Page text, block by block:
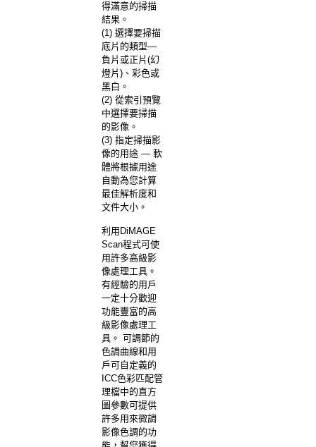
得滿意的掃描
結果。
(1) 選擇要掃描
底片的類型—
負片或正片(幻
燈片)、彩色或
黑白。
(2) 從索引預覽
中選擇要掃描
的影像。
(3) 指定掃描影
像的用途 — 軟
體將根據用途
自動為您計算
最佳解析度和
文件大小。
利用DiMAGE
Scan程式可使
用許多高級影
像處理工具。
有經驗的用戶
一定十分歡迎
功能豐富的高
級影像處理工
具。 可調節的
色調曲線和用
戶可自定義的
ICC色彩匹配管
理檔中的直方
圖參數可提供
許多用來微調
影像色調的功